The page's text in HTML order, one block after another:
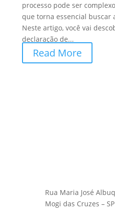
processo pode ser
que torna essencial buscar
Neste artigo, você vai
declaração de...
Read More
Rua Maria José
Mogi das Cruzes –